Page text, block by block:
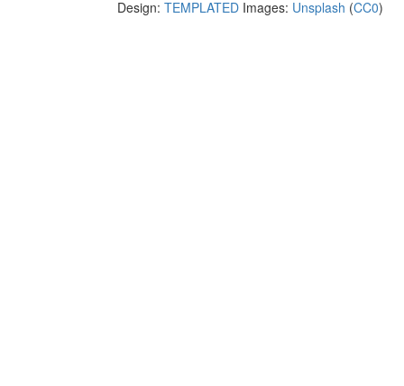
Design: TEMPLATED Images: Unsplash (CC0)